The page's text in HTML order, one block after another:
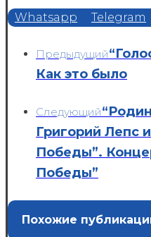
Whatsapp Telegram
Предыдущий
Как это было
Следующий
Григорий Лепс
Победы”.
Победы”
Похожие